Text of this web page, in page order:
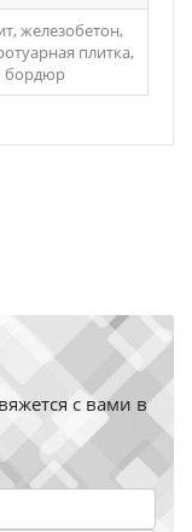
железобетон,
плитка,
бордюр
с вами в